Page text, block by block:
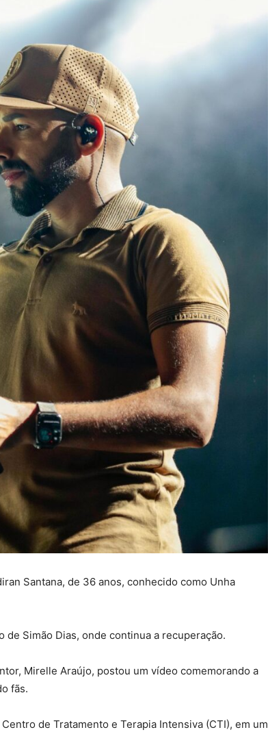
Santana, de 36 anos, conhecido como Unha
Simão Dias, onde continua a recuperação.
Mirelle Araújo, postou um vídeo comemorando a
fãs.
de Tratamento e Terapia Intensiva (CTI), em um